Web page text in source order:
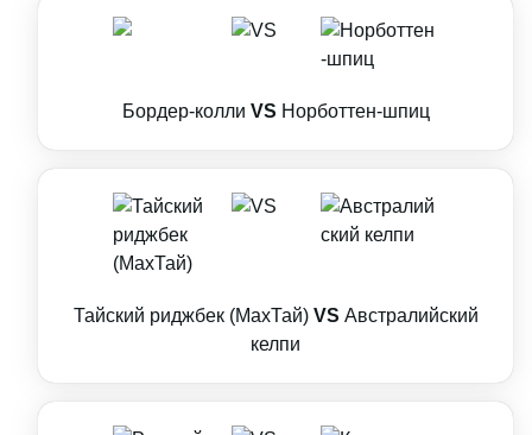
Бордер-колли VS Норботтен-шпиц
Тайский риджбек (МахТай) VS Австралийский
келпи